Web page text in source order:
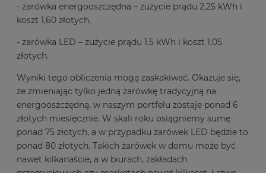
- żarówka energooszczędna – zużycie prądu 2,25 kWh i
koszt 1,60 złotych,
- żarówka LED – zużycie prądu 1,5 kWh i koszt 1,05
złotych.
Wyniki tego obliczenia mogą zaskakiwać. Okazuje się,
że zmieniając tylko jedną żarówkę tradycyjną na
energooszczędną, w naszym portfelu zostaje ponad 6
złotych miesięcznie. W skali roku osiągniemy sumę
ponad 75 złotych, a w przypadku żarówek LED będzie to
ponad 80 złotych. Takich żarówek w domu może być
nawet kilkanaście, a w biurach, zakładach